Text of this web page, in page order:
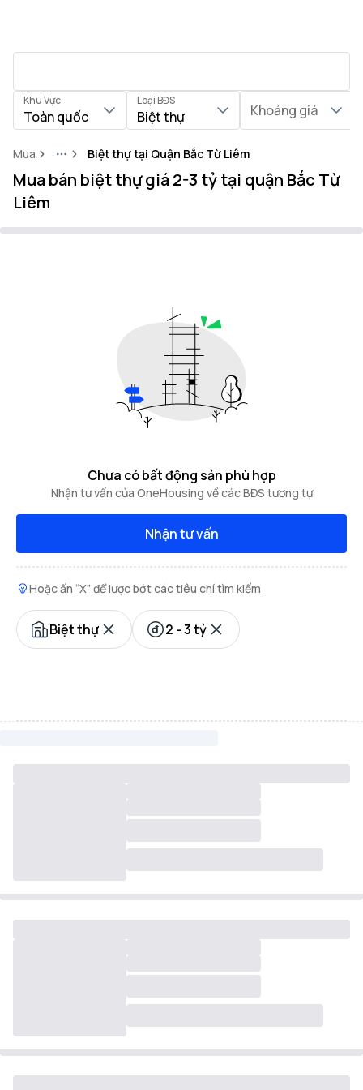
Khu Vực
Toàn quốc
Loại BĐS
Biệt thự Khoảng giá
Mua MoreBiệt thự tại Quận Bắc Từ Liêm
Mua bán biệt thự giá 2-3 tỷ tại quận Bắc Từ
Liêm
Chưa có bất động sản phù hợp
Nhận tư vấn của OneHousing về các BĐS tương tự
Nhận tư vấn
Hoặc ấn “X” để lược bớt các tiêu chí tìm kiếm
Biệt thự 2 - 3 tỷ